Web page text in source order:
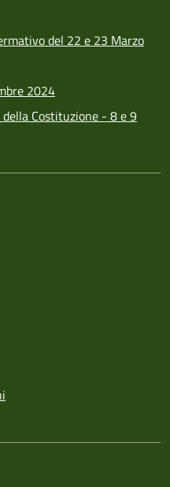
del 22 e 23 Marzo
2024
Costituzione - 8 e 9